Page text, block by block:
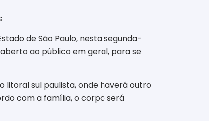
de São Paulo, nesta segunda-
ao público em geral, para se
litoral sul paulista, onde haverá outro
com a família, o corpo será